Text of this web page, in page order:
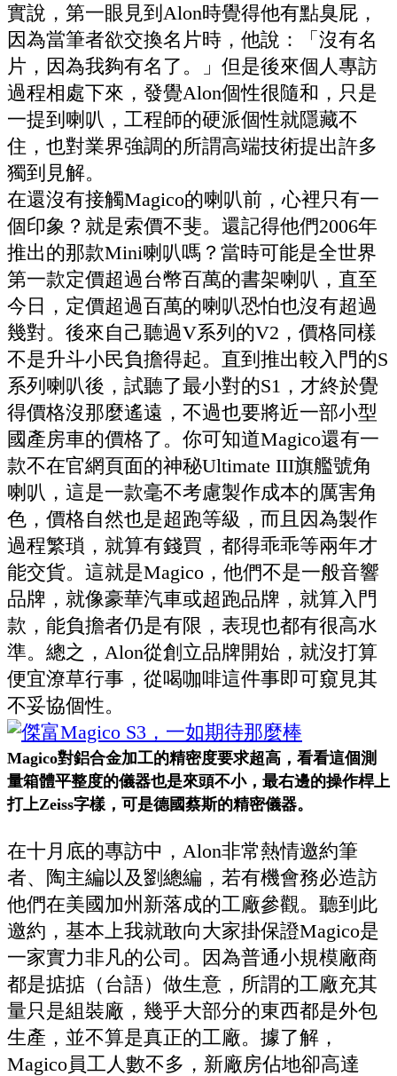
實說，第一眼見到 Alon時覺得他有點臭屁，
因為當筆者欲交換名片時，他說：
「 沒有名
片，因為我夠有名了。
」 但是後來個人專訪
過程相處下來，發覺Alon個性很隨和，只是
一提到喇叭，工程師的硬派個性就隱藏不
住，也對業界強調的所謂高端技術提出許多
獨到見解。
在還沒有接觸Magico的喇叭前，心裡只有一
個印象？就是索價不斐。還記得他們2006年
推出的那款Mini喇叭嗎？當時可能是全世界
第一款定價超過台幣百萬的書架喇叭，直至
今日，定價超過百萬的喇叭恐怕也沒有超過
幾對。後來自己聽過V系列的V2 ，價格同樣
不是升斗小民負擔得起。直到推出較入門的S
系列喇叭後，試聽了最小對的S1 ，才終於覺
得價格沒那麼遙遠，不過也要將近一部小型
國產房車的價格了。你可知道Magico還有一
款不在官網頁面的神秘Ultimate III旗艦號角
喇叭，這是一款毫不考慮製作成本的厲害角
色，價格自然也是超跑等級，而且因為製作
過程繁瑣，就算有錢買，都得乖乖等兩年才
能交貨。這就是Magico ，他們不是一般音響
品牌，就像豪華汽車或超跑品牌，就算入門
款，能負擔者仍是有限，表現也都有很高水
準。總之， Alon從創立品牌開始，就沒打算
便宜潦草行事，從喝咖啡這件事即可窺見其
不妥協個性。
Magico對鋁合金加工的精密度要求超高，看看這個測
量箱體平整度的儀器也是來頭不小，最右邊的操作桿上
打上Zeiss字樣，可是德國蔡斯的精密儀器。
在十月底的專訪中， Alon非常熱情邀約筆
者、 陶主編以及劉總編，若有機會務必造訪
他們在美國加州新落成的工廠參觀。聽到此
邀約，基本上我就敢向大家掛保證Magico是
一家實力非凡的公司。因為普通小規模廠商
都是掂掂（台語）做生意，所謂的工廠充其
量只是組裝廠，幾乎大部分的東西都是外包
生產，並不算是真正的工廠。據了解，
Magico員工人數不多，新廠房佔地卻高達